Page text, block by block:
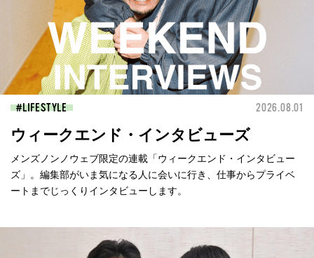
LIFESTYLE 2026.08.01
ウィークエンド・インタビューズ
メンズノンノウェブ限定の連載「ウィークエンド・インタビュー
ズ」。編集部がいま気になる人に会いに行き、仕事からプライベ
ートまでじっくりインタビューします。